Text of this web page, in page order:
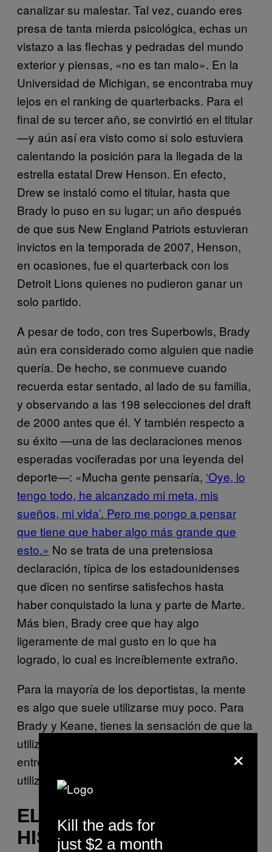
canalizar su malestar. Tal vez, cuando eres
presa de tanta mierda psicológica, echas un
vistazo a las flechas y pedradas del mundo
exterior y piensas, «no es tan malo». En la
Universidad de Michigan, se encontraba muy
lejos en el ranking de quarterbacks. Para el
final de su tercer año, se convirtió en el titular
—y aún así era visto como si solo estuviera
calentando la posición para la llegada de la
estrella estatal Drew Henson. En efecto,
Drew se instaló como el titular, hasta que
Brady lo puso en su lugar; un año después
de que sus New England Patriots estuvieran
invictos en la temporada de 2007, Henson,
en ocasiones, fue el quarterback con los
Detroit Lions quienes no pudieron ganar un
solo partido.
A pesar de todo, con tres Superbowls, Brady
aún era considerado como alguien que nadie
quería. De hecho, se conmueve cuando
recuerda estar sentado, al lado de su familia,
y observando a las 198 selecciones del draft
de 2000 antes que él. Y también respecto a
su éxito —una de las declaraciones menos
esperadas vociferadas por una leyenda del
deporte—: «Mucha gente pensaría, ‘Oye, lo
tengo todo, he alcanzado mi meta, mis
sueños, mi vida’. Pero me pongo a pensar
que tiene que haber algo más grande que
esto.» No se trata de una pretensiosa
declaración, típica de los estadounidenses
que dicen no sentirse satisfechos hasta
haber conquistado la luna y parte de Marte.
Más bien, Brady cree que hay algo
ligeramente de mal gusto en lo que ha
logrado, lo cual es increíblemente extraño.
Para la mayoría de los deportistas, la mente
es algo que suele utilizarse muy poco. Para
Brady y Keane, tienes la sensación de que la
utilizan todo el tiempo. Y terminan viviendo
entre un oscuro enemigo y una fuerza
utilizada para desafiar los límites.
EL PESO DE LA
HISTORIA: VS. JUVE,
×
Kill the ads for
just $2 a month